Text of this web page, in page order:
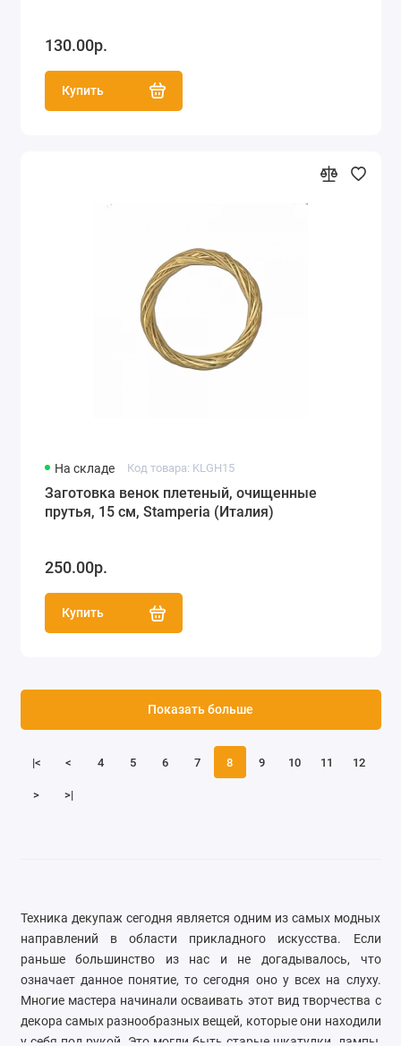
130.00р.
Купить
На складе Код товара: KLGH15
Заготовка венок плетеный, очищенные
прутья, 15 см, Stamperia (Италия)
250.00р.
Купить
|< < 4 5 6 7 8 9 10 11 12
> >|
Показать больше
Техника декупаж сегодня является одним из самых модных
направлений в области прикладного искусства. Если
раньше большинство из нас и не догадывалось, что
означает данное понятие, то сегодня оно у всех на слуху.
Многие мастера начинали осваивать этот вид творчества с
декора самых разнообразных вещей, которые они находили
у себя под рукой. Это могли быть старые шкатулки, лампы,